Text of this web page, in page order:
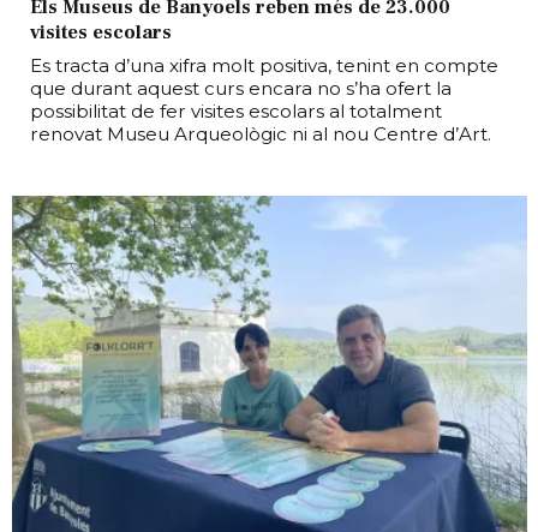
Els Museus de Banyoels reben més de 23.000
visites escolars
Es tracta d’una xifra molt positiva, tenint en compte
que durant aquest curs encara no s’ha ofert la
possibilitat de fer visites escolars al totalment
renovat Museu Arqueològic ni al nou Centre d’Art.